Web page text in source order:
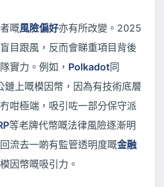
嘅風險偏好亦有所改變。2025
目跟風，反而會睇重項目背後
實力。例如， Polkadot同
鏈上嘅模因幣，因為有技術底層
咁極端，吸引咗一部分保守派
等老牌代幣嘅法律風險逐漸明
流去一啲有監管透明度嘅金融
因幣嘅吸引力。